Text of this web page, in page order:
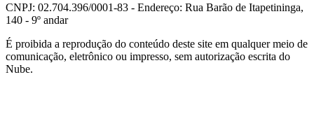
CNPJ: 02.704.396/0001-83 - Endereço: Rua Barão de Itapetininga,
140 - 9º andar
É proibida a reprodução do conteúdo deste site em qualquer meio de
comunicação, eletrônico ou impresso, sem autorização escrita do
Nube.